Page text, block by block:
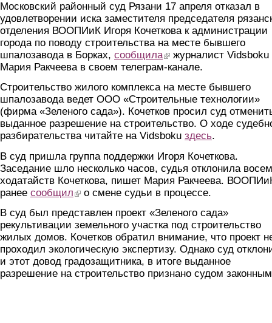
Московский районный суд Рязани 17 апреля отказал в
удовлетворении иска заместителя председателя
отделения ВООПИиК Игоря Кочеткова к администрации
города по поводу строительства на месте бывшего
шпалозавода в Борках, сообщила(link is external)
журналист Vidsboku
Мария Ракчеева в своем телеграм-канале.
Строительство жилого комплекса на месте бывшего
шпалозавода ведет ООО «Строительные технологии»
(фирма «Зеленого сада»). Кочетков просил суд
выданное разрешение на строительство. О ходе
разбирательства читайте на Vidsboku здесь.
В суд пришла группа поддержки Игоря Кочеткова.
Заседание шло несколько часов, судья отклонила
ходатайств Кочеткова, пишет Мария Ракчеева.
ранее сообщил (link is external)
о смене судьи в процессе.
В суд был представлен проект «Зеленого сада»
рекультивации земельного участка под строительство
жилых домов. Кочетков обратил внимание, что проект
проходил экологическую экспертизу. Однако суд
и этот довод градозащитника, в итоге выданное
разрешение на строительство признано судом